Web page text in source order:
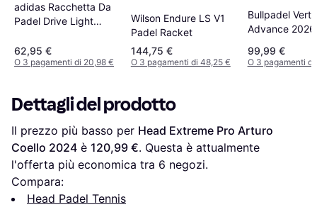
adidas Racchetta Da
Padel Drive Light
62,95 €
O 3 pagamenti di 20,98 €
Wilson Endure LS V1
Padel Racket
144,75 €
O 3 pagamenti di 48,25 €
Bullpadel
Advance
99,99 €
O 3 pagamenti
Dettagli del prodotto
Il prezzo più basso per Head Extreme Pro Arturo
Coello 2024 è 120,99 €. Questa è attualmente
l'offerta più economica tra 6 negozi.
Compara:
Head Padel Tennis